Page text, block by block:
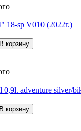
18-sp V010 (2022г.)
В корзину
adventure silver/
В корзину